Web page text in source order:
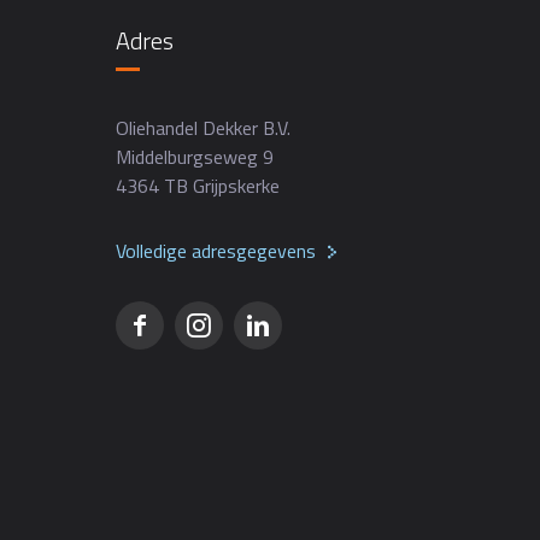
Adres
Oliehandel Dekker B.V.
Middelburgseweg 9
4364 TB Grijpskerke
Volledige adresgegevens